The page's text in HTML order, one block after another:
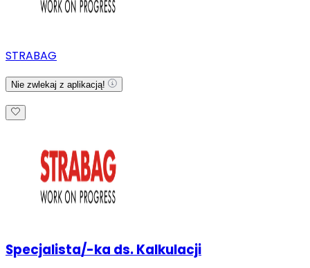
STRABAG
Nie zwlekaj z aplikacją!
Specjalista/-ka ds. Kalkulacji